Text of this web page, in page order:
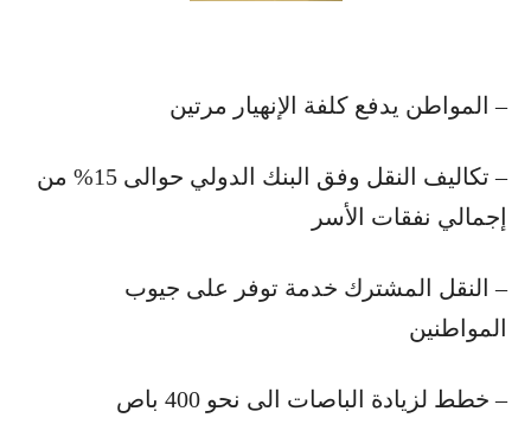
– المواطن يدفع كلفة الإنهيار مرتين
– تكاليف النقل وفق البنك الدولي حوالى 15% من
إجمالي نفقات الأسر
– النقل المشترك خدمة توفر على جيوب
المواطنين
– خطط لزيادة الباصات الى نحو 400 باص